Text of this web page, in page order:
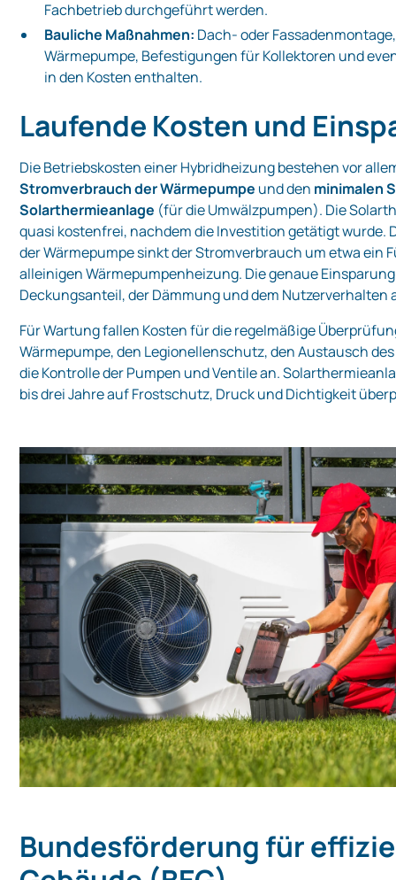
Fachbetrieb durchgeführt werden.
Bauliche Maßnahmen: Dach- oder
Wärmepumpe, Befestigungen für Kollektoren und
in den Kosten enthalten.
Laufende Kosten und
Die Betriebskosten einer Hybridheizung bestehen vor
Stromverbrauch der Wärmepumpe und den minimalen
Solarthermieanlage (für die Umwälzpumpen). Die
quasi kostenfrei, nachdem die Investition getätigt wurde.
der Wärmepumpe sinkt der Stromverbrauch um etwa ein
alleinigen Wärmepumpenheizung. Die genaue
Deckungsanteil, der Dämmung und dem Nutzerverhalten
Für Wartung fallen Kosten für die regelmäßige
Wärmepumpe, den Legionellenschutz, den Austausch
die Kontrolle der Pumpen und Ventile an.
bis drei Jahre auf Frostschutz, Druck und Dichtigkeit
Bundesförderung für